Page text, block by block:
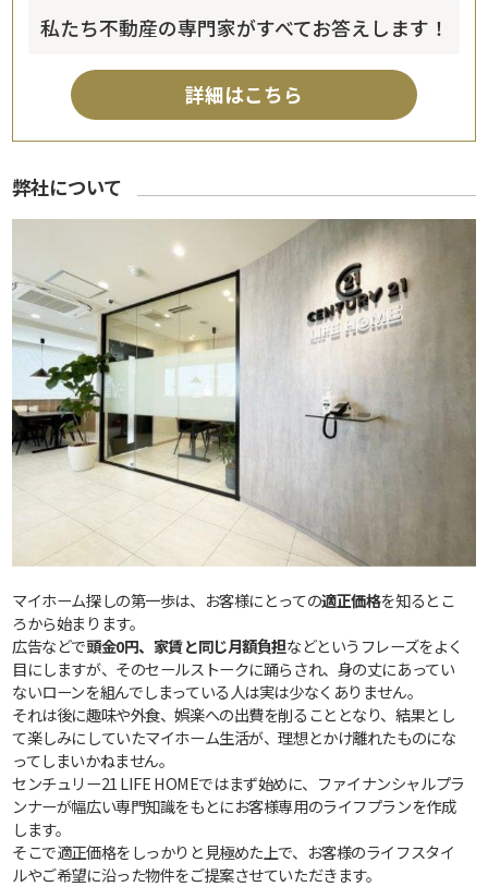
私たち不動産の専門家がすべてお答えします！
詳細はこちら
弊社について
マイホーム探しの第一歩は、お客様にとっての適正価格を知るとこ
ろから始まります。
広告などで頭金0円、家賃と同じ月額負担などというフレーズをよく
目にしますが、そのセールストークに踊らされ、身の丈にあってい
ないローンを組んでしまっている人は実は少なくありません。
それは後に趣味や外食、娯楽への出費を削ることとなり、結果とし
て楽しみにしていたマイホーム生活が、理想とかけ離れたものにな
ってしまいかねません。
センチュリー21 LIFE HOMEではまず始めに、ファイナンシャルプラ
ンナーが幅広い専門知識をもとにお客様専用のライフプランを作成
します。
そこで適正価格をしっかりと見極めた上で、お客様のライフスタイ
ルやご希望に沿った物件をご提案させていただきます。